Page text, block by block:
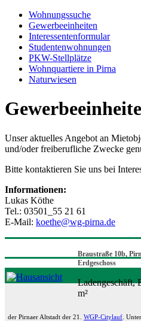
Wohnungssuche
Gewerbeeinheiten
Interessentenformular
Studentenwohnungen
PKW-Stellplätze
Wohnquartiere in Pirna
Naturwiesen
Unser aktuelles Angebot an
und/oder freiberufliche Zwecke
Bitte kontaktieren Sie uns bei
Informationen:
Lukas Köthe
Tel.: 03501_55 21 61
E-Mail: koethe@wg-pirna.de
Braustraße 10b,
Erdgeschoss
Ladengeschäft,
m²
der Pirnaer Altstadt der 21. WGP-Citylauf .